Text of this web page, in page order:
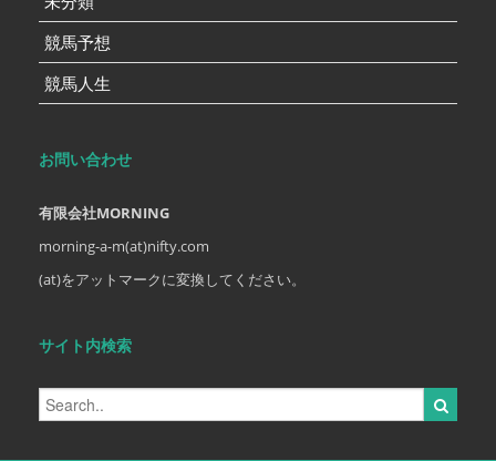
競馬予想
競馬人生
お問い合わせ
有限会社MORNING
morning-a-m(at)nifty.com
(at)をアットマークに変換してください。
サイト内検索